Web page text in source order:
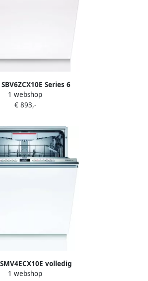
Series 6
60 cm Extra hoog
B PerfectDry met
Home
Connect
1 webshop
€ 893,-
volledig
inbouw vaatwasser
1 webshop